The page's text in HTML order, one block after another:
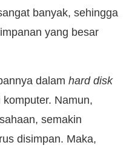
banyak, sehingga
yang besar
dalamhard disk
Namun,
semakin
disimpan. Maka,